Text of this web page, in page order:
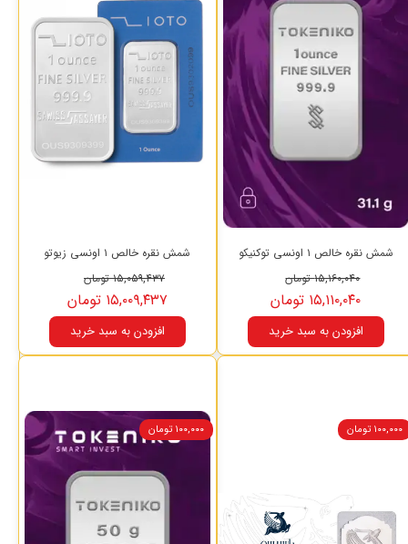
شمش نقره خالص ۱ اونسی توکنیکو
۱۵,۱۶۰,۰۴۰ تومان
۱۵,۱۱۰,۰۴۰ تومان
افزودن به سبد خرید
شمش نقره خالص ۱ اونسی زیوتو
۱۵,۰۵۹,۴۳۷ تومان
۱۵,۰۰۹,۴۳۷ تومان
افزودن به سبد خرید
۱۰۰,۰۰۰ تومان ۱۰۰,۰۰۰ تومان